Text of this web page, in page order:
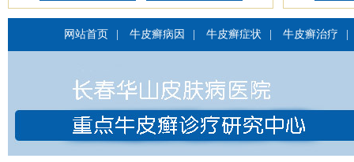
网站首页 牛皮癣病因 牛皮癣症状 牛皮癣治疗